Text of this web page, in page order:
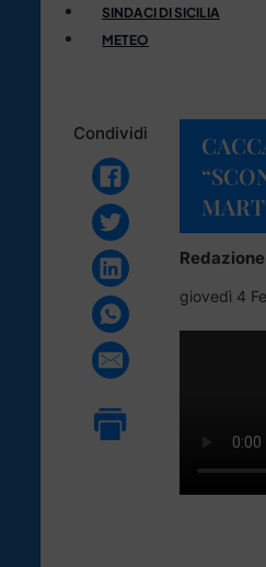
SINDACI DI SICILIA
METEO
Condividi
Redazione
giovedì 4